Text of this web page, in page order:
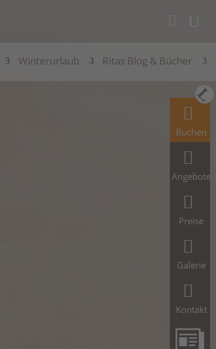
Buchen
Angebote
Preise
Galerie
Kontakt
Winterurlaub Ritas Blog & Bücher